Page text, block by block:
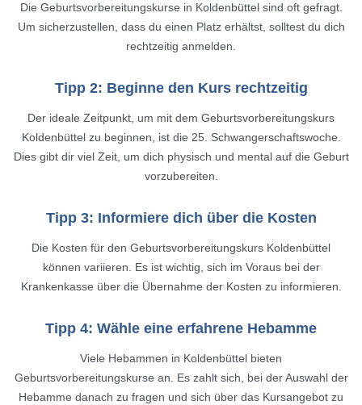
Die Geburtsvorbereitungskurse in Koldenbüttel sind oft gefragt.
Um sicherzustellen, dass du einen Platz erhältst, solltest du dich
rechtzeitig anmelden.
Tipp 2: Beginne den Kurs rechtzeitig
Der ideale Zeitpunkt, um mit dem Geburtsvorbereitungskurs
Koldenbüttel zu beginnen, ist die 25. Schwangerschaftswoche.
Dies gibt dir viel Zeit, um dich physisch und mental auf die Geburt
vorzubereiten.
Tipp 3: Informiere dich über die Kosten
Die Kosten für den Geburtsvorbereitungskurs Koldenbüttel
können variieren. Es ist wichtig, sich im Voraus bei der
Krankenkasse über die Übernahme der Kosten zu informieren.
Tipp 4: Wähle eine erfahrene Hebamme
Viele Hebammen in Koldenbüttel bieten
Geburtsvorbereitungskurse an. Es zahlt sich, bei der Auswahl der
Hebamme danach zu fragen und sich über das Kursangebot zu